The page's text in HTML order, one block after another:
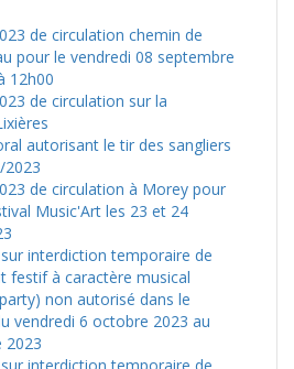
de circulation chemin de
pour le vendredi 08 septembre
12h00
de circulation sur la
autorisant le tir des sangliers
2023
de circulation à Morey pour
Music'Art les 23 et 24
interdiction temporaire de
festif à caractère musical
non autorisé dans le
vendredi 6 octobre 2023 au
2023